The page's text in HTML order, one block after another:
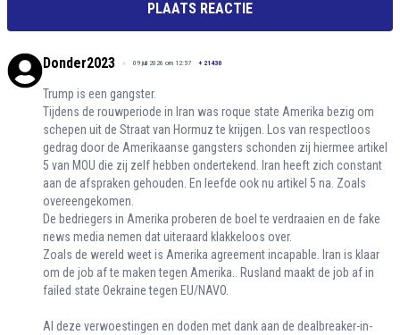
PLAATS REACTIE
Donder2023 09 juli 2026 om 12:57 + 21430
Trump is een gangster.
Tijdens de rouwperiode in Iran was roque state Amerika bezig om
schepen uit de Straat van Hormuz te krijgen. Los van respectloos
gedrag door de Amerikaanse gangsters schonden zij hiermee artikel
5 van MOU die zij zelf hebben ondertekend. Iran heeft zich constant
aan de afspraken gehouden. En leefde ook nu artikel 5 na. Zoals
overeengekomen.
De bedriegers in Amerika proberen de boel te verdraaien en de fake
news media nemen dat uiteraard klakkeloos over.
Zoals de wereld weet is Amerika agreement incapable. Iran is klaar
om de job af te maken tegen Amerika.. Rusland maakt de job af in
failed state Oekraine tegen EU/NAVO.
Al deze verwoestingen en doden met dank aan de dealbreaker-in-